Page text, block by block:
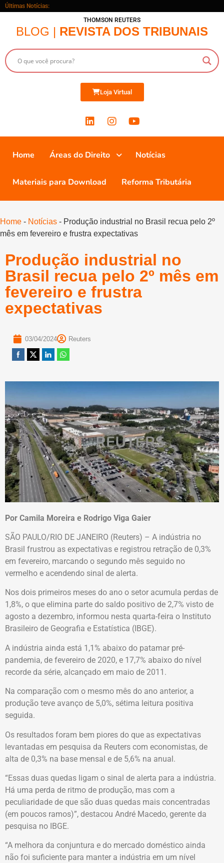
Últimas Notícias:
THOMSON REUTERS
BLOG | REVISTA DOS TRIBUNAIS
Loja Virtual
Home Áreas do Direito Notícias
Materiais para Download Reforma Tributária
Home - Notícias - Produção industrial no Brasil recua pelo 2º
mês em fevereiro e frustra expectativas
Produção industrial no
Brasil recua pelo 2º mês em
fevereiro e frustra
expectativas
03/04/2024 Reuters
Por Camila Moreira e Rodrigo Viga Gaier
SÃO PAULO/RIO DE JANEIRO (Reuters) – A indústria no
Brasil frustrou as expectativas e registrou retração de 0,3%
em fevereiro, marcando o segundo mês seguido no
vermelho e acendendo sinal de alerta.
Nos dois primeiros meses do ano o setor acumula perdas de
1,8%, o que elimina parte do saldo positivo de 2,7% visto de
agosto a dezembro, informou nesta quarta-feira o Instituto
Brasileiro de Geografia e Estatística (IBGE).
A indústria ainda está 1,1% abaixo do patamar pré-
pandemia, de fevereiro de 2020, e 17,7% abaixo do nível
recorde da série, alcançado em maio de 2011.
Na comparação com o mesmo mês do ano anterior, a
produção teve avanço de 5,0%, sétima leitura positiva
seguida.
Os resultados foram bem piores do que as expectativas
levantadas em pesquisa da Reuters com economistas, de
alta de 0,3% na base mensal e de 5,6% na anual.
“Essas duas quedas ligam o sinal de alerta para a indústria.
Há uma perda de ritmo de produção, mas com a
peculiaridade de que são duas quedas mais concentradas
(em poucos ramos)”, destacou André Macedo, gerente da
pesquisa no IBGE.
“A melhora da conjuntura e do mercado doméstico ainda
não foi suficiente para manter a indústria em um nível